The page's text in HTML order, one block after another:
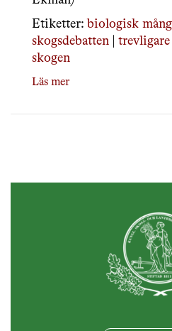
Etiketter: biologisk
skogsdebatten
trevligare
skogen
Läs mer